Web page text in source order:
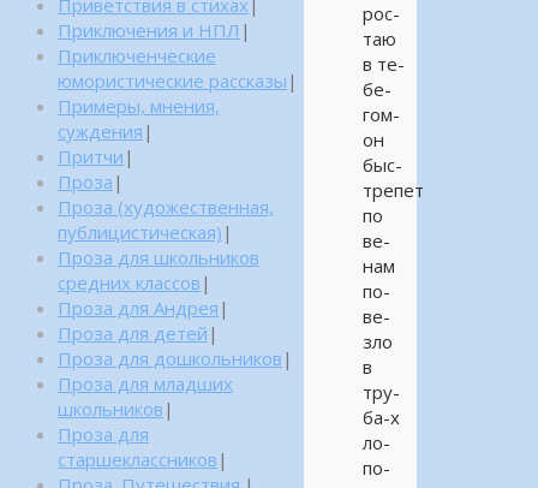
рос-
таю
в те-
бе-
гом-
он
быс-
трепет
по
ве-
нам
по-
ве-
зло
в
тру-
ба-х
ло-
по-
Приветствия в стихах
Приключения и НПЛ |
Приключенческие
юмористические рассказы |
Примеры, мнения,
суждения |
Притчи |
Проза |
Проза (художественная,
публицистическая) |
Проза для школьников
средних классов |
Проза для Андрея |
Проза для детей |
Проза для дошкольников |
Проза для младших
школьников |
Проза для
старшеклассников |